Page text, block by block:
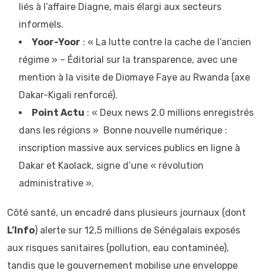
liés à l’affaire Diagne, mais élargi aux secteurs
informels.
Yoor-Yoor : « La lutte contre la cache de l’ancien
régime » – Éditorial sur la transparence, avec une
mention à la visite de Diomaye Faye au Rwanda (axe
Dakar-Kigali renforcé).
Point Actu : « Deux news 2.0 millions enregistrés
dans les régions » Bonne nouvelle numérique :
inscription massive aux services publics en ligne à
Dakar et Kaolack, signe d’une « révolution
administrative ».
Côté santé, un encadré dans plusieurs journaux (dont
L’Info) alerte sur 12,5 millions de Sénégalais exposés
aux risques sanitaires (pollution, eau contaminée),
tandis que le gouvernement mobilise une enveloppe